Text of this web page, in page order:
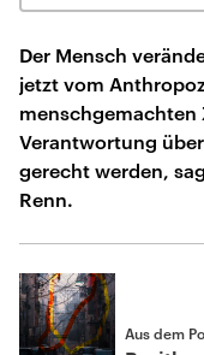
Der Mensch
jetzt vom
menschgemachten
Verantwortung
gerecht werden,
Renn.
Aus dem